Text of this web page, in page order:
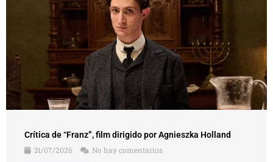
Crítica de “Franz”, film dirigido por Agnieszka Holland
31/07/2026
No hay comentarios